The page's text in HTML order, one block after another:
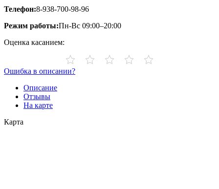
Телефон:8-938-700-98-96
Режим работы:Пн-Вс 09:00–20:00
Оценка касанием:
Ошибка в описании?
Описание
Отзывы
На карте
Карта